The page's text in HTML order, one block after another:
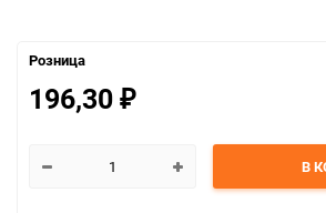
Розница
196,30 ₽
В